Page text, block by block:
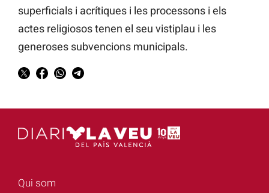
superficials i acrítiques i les processons i els
actes religiosos tenen el seu vistiplau i les
generoses subvencions municipals.
Qui som